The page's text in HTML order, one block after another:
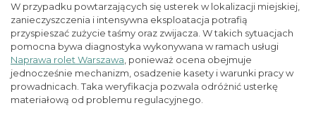
W przypadku powtarzających się usterek w lokalizacji miejskiej,
zanieczyszczenia i intensywna eksploatacja potrafią
przyspieszać zużycie taśmy oraz zwijacza. W takich sytuacjach
pomocna bywa diagnostyka wykonywana w ramach usługi
Naprawa rolet Warszawa, ponieważ ocena obejmuje
jednocześnie mechanizm, osadzenie kasety i warunki pracy w
prowadnicach. Taka weryfikacja pozwala odróżnić usterkę
materiałową od problemu regulacyjnego.